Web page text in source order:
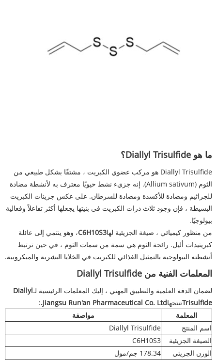
ما هو Diallyl Trisulfide؟
Diallyl Trisulfide هو مركب عضوي الكبريت ، مشتقًا بشكل طبيعي من
الثوم (Allium sativum). إنه جزيء نشط حيويًا معترف به لأنشطة مضادة
للجراثيم ومضادة للأكسدة ومضادة للسرطان. على عكس جزيئات الكبريت
البسيطة ، فإن وجود ثلاث ذرات الكبريت في بنيتها يجعلها أكثر تفاعلاً وفعالية
بيولوجيًا.
من منظور كيميائي ، صيغة الجزيئية لهاC6H10S3، وهو ينتمي إلى عائلة
كبريتيدات أليل. رائحة الثوم هي سمة من سمات الثوم ، في حين ترتبط
أنشطته البيولوجية بالتمثيل الغذائي للكبريت في الخلايا البشرية والميكروبية.
المعلمات الفنية من Diallyl Trisulfide
لضمان الدقة العلمية والتطبيق المهني ، إليك المعلمات الرئيسية لـDiallyl
TrisulfideتنتجهاJiangsu Run'an Pharmaceutical Co. Ltd.
:
المعلمة
مواصفة
اسم المنتج
Diallyl Trisulfide
الصيغة الجزيئية
C6H10S3
الوزن الجزيئي
178.34 جم/مول